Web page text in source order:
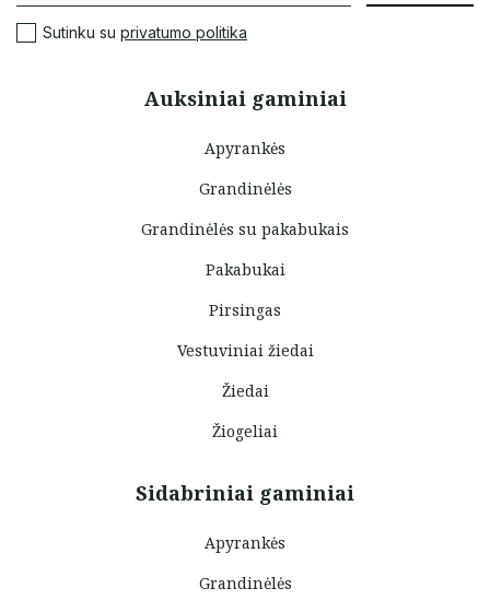
Auksiniai gaminiai
Apyrankės
Grandinėlės
Grandinėlės su pakabukais
Pakabukai
Pirsingas
Vestuviniai žiedai
Žiedai
Žiogeliai
Sidabriniai gaminiai
Apyrankės
Grandinėlės
Sutinku su privatumo politika